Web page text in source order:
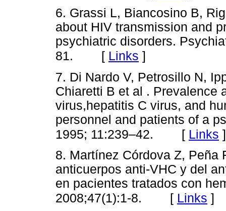
6. Grassi L, Biancosino B,
about HIV transmission and
psychiatric disorders.
81. [ Links ]
7. Di Nardo V, Petrosillo N,
Chiaretti B et al . Prevalence
virus,hepatitis C virus, and
personnel and patients of a
1995; 11:239–42. [ Links ]
8. Martínez Córdova Z, Peña
anticuerpos anti-VHC y del
en pacientes tratados con
2008;47(1):1-8. [ Links ]